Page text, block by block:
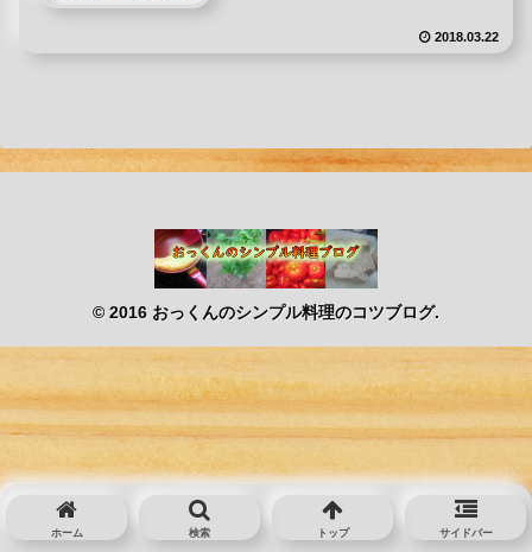
2018.03.22
© 2016 おっくんのシンプル料理のコツブログ.
ホーム 検索 トップ サイドバー